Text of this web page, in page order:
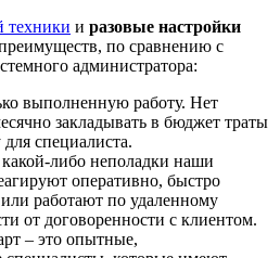
техники и разовые настройки
по сравнению с
администратора:
выполненную работу. Нет
закладывать в бюджет траты
специалиста.
либо неполадки наши
оперативно, быстро
работают по удаленному
от договоренности с клиентом.
– это опытные,